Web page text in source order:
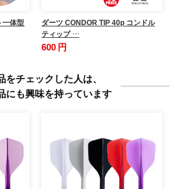
一体型
ダーツ CONDOR TIP 40p コンドル
ティップ …
600 円
をチェックした人は、
にも興味を持っています